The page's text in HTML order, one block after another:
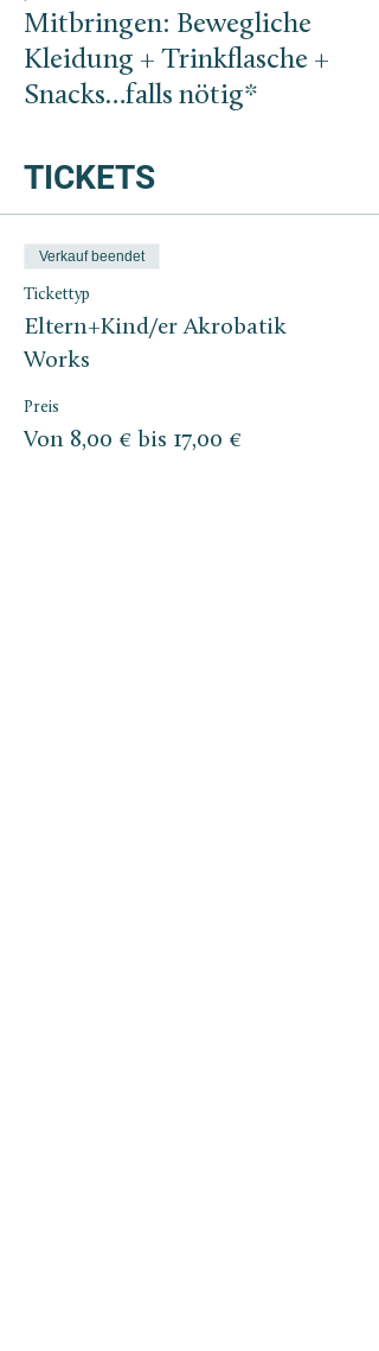
Mitbringen: Bewegliche
Kleidung + Trinkflasche +
Snacks…falls nötig*
TICKETS
Verkauf beendet
Tickettyp
Eltern+Kind/er Akrobatik
Works
Preis
Von 8,00 € bis 17,00 €